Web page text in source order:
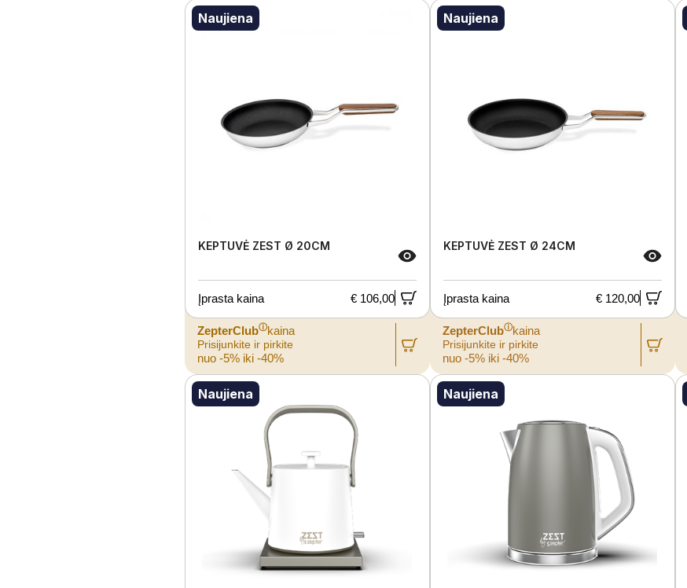
Naujiena
KEPTUVĖ ZEST Ø 20CM
Įprasta kaina € 106,00
ZepterClubⓘkaina
Prisijunkite ir pirkite
nuo -5% iki -40%
Naujiena
KEPTUVĖ ZEST Ø 24CM
Įprasta kaina € 120,00
ZepterClubⓘkaina
Prisijunkite ir pirkite
nuo -5% iki -40%
Naujiena Naujiena